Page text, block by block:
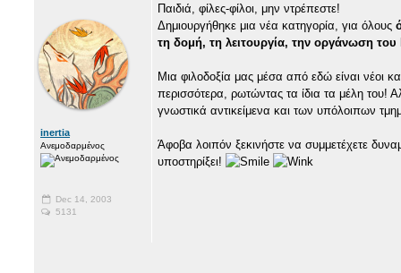
inertia
Ανεμοδαρμένος
Dec 14, 2003
5131
Παιδιά, φίλες-φίλοι, μην ντρέπεστε!
Δημιουργήθηκε μια νέα κατηγορία, για όλους
τη δομή, τη λειτουργία, την οργάνωση του
Μια φιλοδοξία μας μέσα από εδώ είναι νέοι
περισσότερα, ρωτώντας τα ίδια τα μέλη του!
γνωστικά αντικείμενα και των υπόλοιπων
Άφοβα λοιπόν ξεκινήστε να συμμετέχετε
υποστηρίξει!